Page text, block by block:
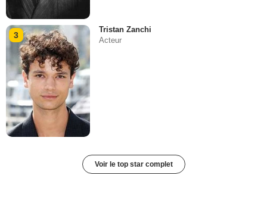
3
Tristan Zanchi
Acteur
Voir le top star complet